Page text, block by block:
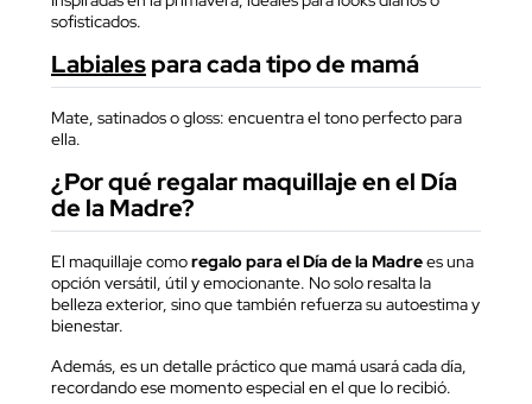
sofisticados.
Labialespara cada tipo de mamá
Mate, satinados o gloss: encuentra el tono perfecto para
ella.
¿Por qué regalar maquillaje en el Día
de la Madre?
El maquillaje comoregalo para el Día de la Madrees una
opción versátil, útil y emocionante. No solo resalta la
belleza exterior, sino que también refuerza su autoestima y
bienestar.
Además, es un detalle práctico que mamá usará cada día,
recordando ese momento especial en el que lo recibió.